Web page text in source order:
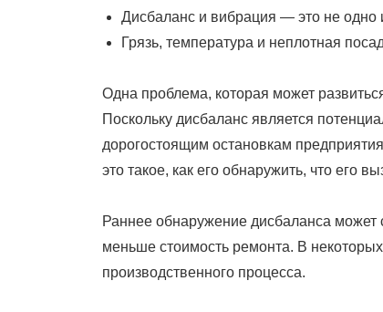
Дисбаланс и вибрация — это не одно
Грязь, температура и неплотная
Одна проблема, которая может
Поскольку дисбаланс является
дорогостоящим остановкам
это такое, как его обнаружить, что его
Раннее обнаружение дисбаланса
меньше стоимость ремонта. В
производственного процесса.